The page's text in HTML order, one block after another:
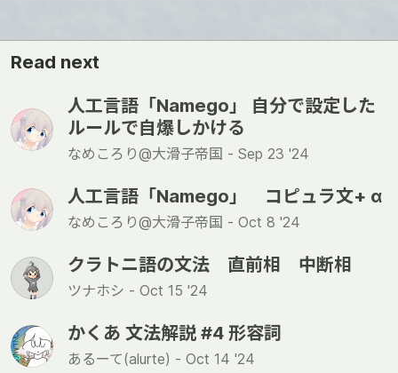
Read next
人工言語「Namego」 自分で設定した
ルールで自爆しかける
なめころり@大滑子帝国 - Sep 23 '24
人工言語「Namego」 コピュラ文+ α
なめころり@大滑子帝国 - Oct 8 '24
クラトニ語の文法 直前相 中断相
ツナホシ - Oct 15 '24
かくあ 文法解説 #4 形容詞
あるーて(alurte) - Oct 14 '24